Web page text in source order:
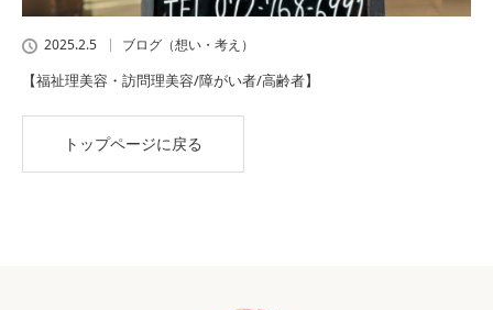
2025.2.5 ブログ（想い・考え）
【福祉理美容・訪問理美容/障がい者/高齢者】
トップページに戻る